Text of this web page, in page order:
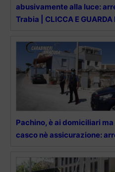
abusivamente alla luce:
Trabia | CLICCA E GUARDA
Pachino, è ai domiciliari
casco nè assicurazione: